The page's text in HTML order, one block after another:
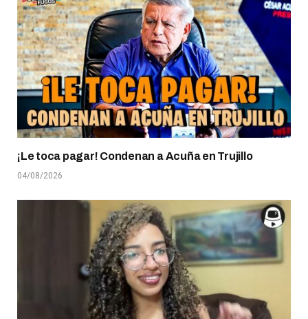
¡Le toca pagar! Condenan a Acuña en Trujillo
04/08/2026